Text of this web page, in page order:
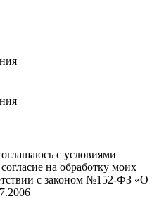
с условиями
на обработку моих
с законом №152-ФЗ «О